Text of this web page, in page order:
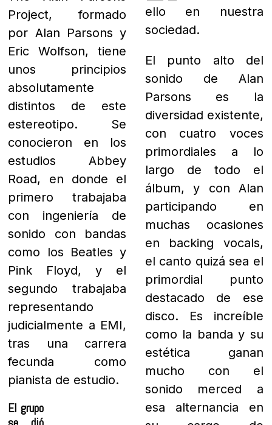
Project, formado
por Alan Parsons y
Eric Wolfson, tiene
unos principios
absolutamente
distintos de este
estereotipo. Se
conocieron en los
estudios Abbey
Road, en donde el
primero trabajaba
con ingeniería de
sonido con bandas
como los Beatles y
Pink Floyd, y el
segundo trabajaba
representando
judicialmente a EMI,
tras una carrera
fecunda como
pianista de estudio.
El grupo se dió por una
sociedad.
sonido de Alan
Parsons es la
diversidad existente,
con cuatro voces
primordiales a lo
largo de todo el
álbum, y con Alan
participando en
muchas ocasiones
en backing vocals,
el canto quizá sea el
primordial punto
destacado de ese
disco. Es increíble
como la banda y su
estética ganan
mucho con el
sonido merced a
esa alternancia en
su cargo de